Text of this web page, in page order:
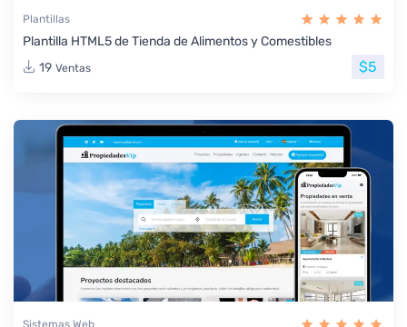
Plantillas
Plantilla HTML5 de Tienda de Alimentos y Comestibles
19 Ventas $5
Sistemas Web